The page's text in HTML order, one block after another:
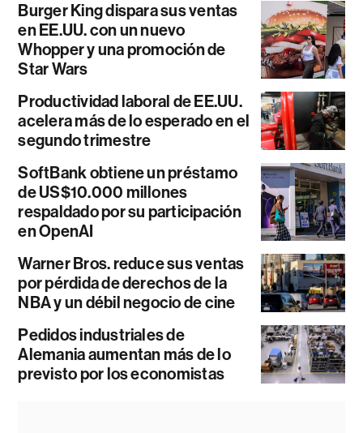
Burger King dispara sus ventas
en EE.UU. con un nuevo
Whopper y una promoción de
Star Wars
Productividad laboral de EE.UU.
acelera más de lo esperado en el
segundo trimestre
SoftBank obtiene un préstamo
de US$10.000 millones
respaldado por su participación
en OpenAI
Warner Bros. reduce sus ventas
por pérdida de derechos de la
NBA y un débil negocio de cine
Pedidos industriales de
Alemania aumentan más de lo
previsto por los economistas